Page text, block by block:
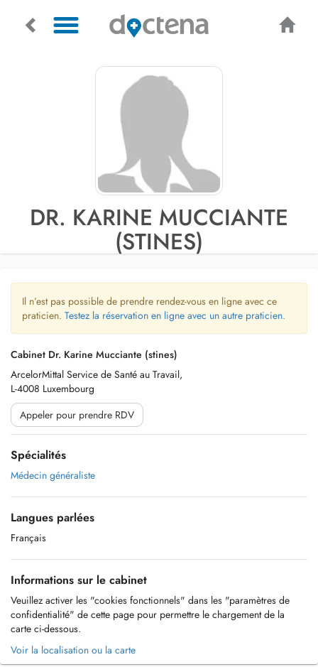
DR. KARINE MUCCIANTE
(STINES)
Il n’est pas possible de prendre rendez-vous en ligne avec ce
praticien. Testez la réservation en ligne avec un autre praticien.
Cabinet Dr. Karine Mucciante (stines)
ArcelorMittal Service de Santé au Travail,
L-4008 Luxembourg
Appeler pour prendre RDV
Spécialités
Médecin généraliste
Langues parlées
Français
Informations sur le cabinet
Veuillez activer les "cookies fonctionnels" dans les "paramètres de
confidentialité" de cette page pour permettre le chargement de la
carte ci-dessous.
Voir la localisation ou la carte